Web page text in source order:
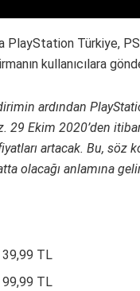
PlayStation Türkiye,
kullanıcılara
ardından
Ekim 2020’den
artacak. Bu, söz
olacağı anlamına
TL
TL